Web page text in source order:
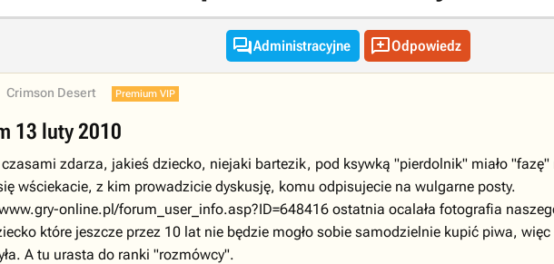
Administracyjne Odpowiedz
Crimson Desert Premium VIP
13 luty 2010
zdarza, jakieś dziecko, niejaki bartezik, pod ksywką "pierdolnik" miało
wściekacie, z kim prowadzicie dyskusję, komu odpisujecie na wulgarne posty.
online.pl/forum_user_info.asp?ID=648416 ostatnia ocalała fotografia
które jeszcze przez 10 lat nie będzie mogło sobie samodzielnie kupić piwa,
A tu urasta do ranki "rozmówcy".